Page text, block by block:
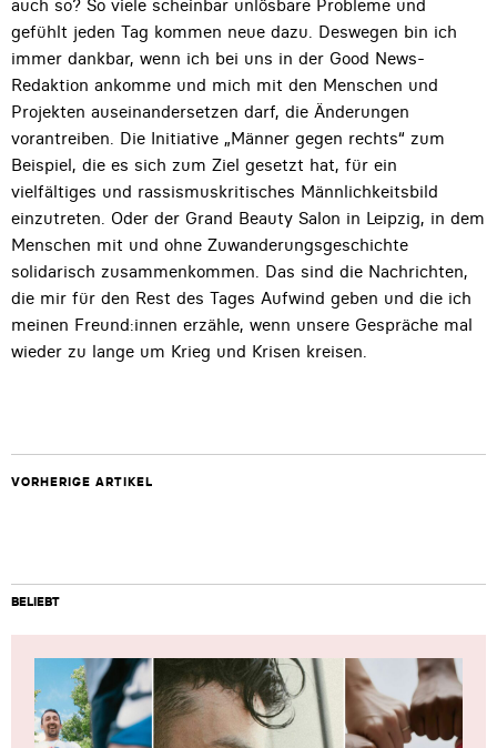
auch so? So viele scheinbar unlösbare Probleme und
gefühlt jeden Tag kommen neue dazu. Deswegen bin ich
immer dankbar, wenn ich bei uns in der Good News-
Redaktion ankomme und mich mit den Menschen und
Projekten auseinandersetzen darf, die Änderungen
vorantreiben. Die Initiative „Männer gegen rechts“ zum
Beispiel, die es sich zum Ziel gesetzt hat, für ein
vielfältiges und rassismuskritisches Männlichkeitsbild
einzutreten. Oder der Grand Beauty Salon in Leipzig, in dem
Menschen mit und ohne Zuwanderungsgeschichte
solidarisch zusammenkommen. Das sind die Nachrichten,
die mir für den Rest des Tages Aufwind geben und die ich
meinen Freund:innen erzähle, wenn unsere Gespräche mal
wieder zu lange um Krieg und Krisen kreisen.
VORHERIGE ARTIKEL
BELIEBT